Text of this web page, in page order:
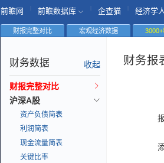
前瞻网 前瞻数据库 企查猫 经济学
财报完整对比 宏观经济数据
财务数据 收起
财报完整对比
沪深A股
资产负债简表
利润简表
现金流量简表
关键比率
财务报